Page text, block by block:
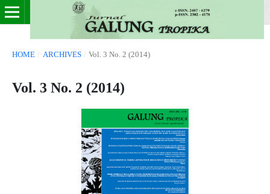
HOME / ARCHIVES / Vol. 3 No. 2 (2014)
Vol. 3 No. 2 (2014)